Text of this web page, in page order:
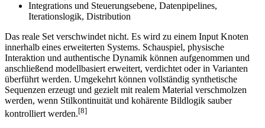
Integrations und Steuerungsebene, Datenpipelines,
Iterationslogik, Distribution
Das reale Set verschwindet nicht. Es wird zu einem Input Knoten
innerhalb eines erweiterten Systems. Schauspiel, physische
Interaktion und authentische Dynamik können aufgenommen und
anschließend modellbasiert erweitert, verdichtet oder in Varianten
überführt werden. Umgekehrt können vollständig synthetische
Sequenzen erzeugt und gezielt mit realem Material verschmolzen
werden, wenn Stilkontinuität und kohärente Bildlogik sauber
kontrolliert werden.[8]